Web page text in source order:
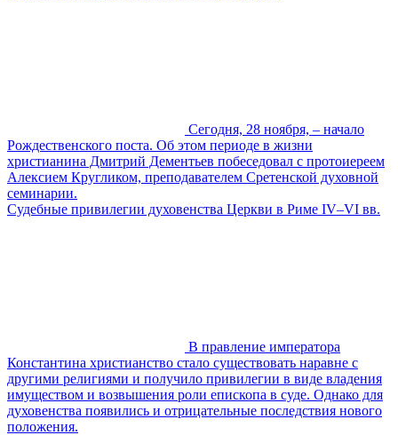
Сегодня, 28 ноября, – начало
Рождественского поста. Об этом периоде в жизни
христианина Дмитрий Дементьев побеседовал с протоиереем
Алексием Кругликом, преподавателем Сретенской духовной
семинарии.
Судебные привилегии духовенства Церкви в Риме IV–VI вв.
В правление императора
Константина христианство стало существовать наравне с
другими религиями и получило привилегии в виде владения
имуществом и возвышения роли епископа в суде. Однако для
духовенства появились и отрицательные последствия нового
положения.